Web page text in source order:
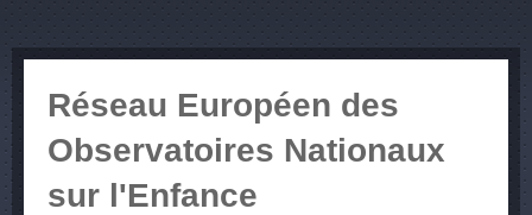
Réseau Européen des
Observatoires Nationaux
sur l'Enfance